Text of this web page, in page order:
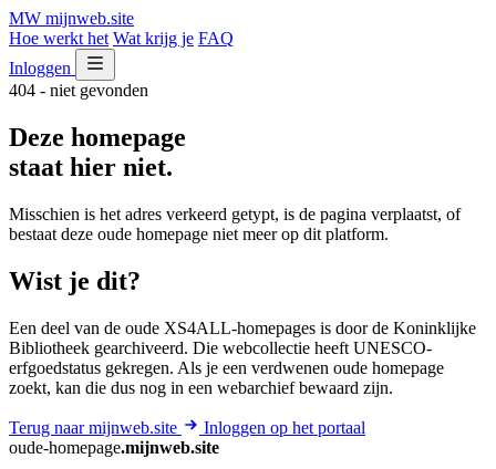
MW mijnweb.site
Hoe werkt het Wat krijg je FAQ
Inloggen
404 - niet gevonden
Deze homepage
staat hier niet.
Misschien is het adres verkeerd getypt, is de pagina verplaatst, of
bestaat deze oude homepage niet meer op dit platform.
Wist je dit?
Een deel van de oude XS4ALL-homepages is door de Koninklijke
Bibliotheek gearchiveerd. Die webcollectie heeft UNESCO-
erfgoedstatus gekregen. Als je een verdwenen oude homepage
zoekt, kan die dus nog in een webarchief bewaard zijn.
Terug naar mijnweb.site
Inloggen op het portaal
oude-homepage.mijnweb.site